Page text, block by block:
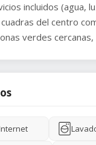
incluidos (agua,
del centro
verdes